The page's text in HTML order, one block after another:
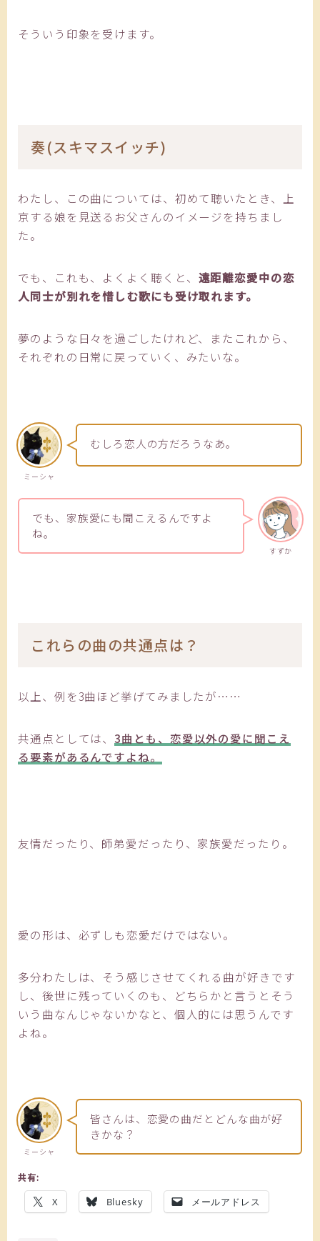
そういう印象を受けます。
奏(スキマスイッチ)
わたし、この曲については、初めて聴いたとき、上
京する娘を見送るお父さんのイメージを持ちまし
た。
でも、これも、よくよく聴くと、 遠距離恋愛中の恋
人同士が別れを惜しむ歌にも受け取れます。
夢のような日々を過ごしたけれど、またこれから、
それぞれの日常に戻っていく、みたいな。
ミーシャ
むしろ恋人の方だろうなあ。
すずか
でも、家族愛にも聞こえるんですよ
ね。
これらの曲の共通点は？
以上、例を3曲ほど挙げてみましたが……
共通点としては、3曲とも、恋愛以外の愛に聞こえ
る要素があるんですよね。
友情だったり、師弟愛だったり、家族愛だったり。
愛の形は、必ずしも恋愛だけではない。
多分わたしは、そう感じさせてくれる曲が好きです
し、後世に残っていくのも、どちらかと言うとそう
いう曲なんじゃないかなと、個人的には思うんです
よね。
ミーシャ
皆さんは、恋愛の曲だとどんな曲が好
きかな？
共有:
X Bluesky メールアドレス